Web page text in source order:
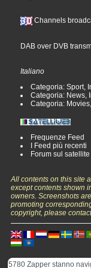
Channels
DAB over DVB
Italiano
Categoria: Sport,
Categoria: News,
Categoria:
Frequenze Feed
I Feed più recenti
Forum sul satellite
All contents on this site
except contents shown
owners. Screenshots
promoting
copyright, please
5780 Zapper stanno